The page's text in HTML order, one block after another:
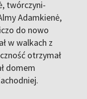
twórczyni-
Adamkienė,
do nowo
w walkach z
otrzymał
domem